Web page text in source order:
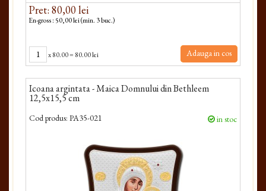
Pret: 80,00 lei
En-gross : 50,00 lei (min. 3 buc.)
x80.00= 80.00 lei Adauga in cos
Icoana argintata - Maica Domnului din Bethleem
12,5x15,5 cm
Cod produs: PA35-021 in stoc